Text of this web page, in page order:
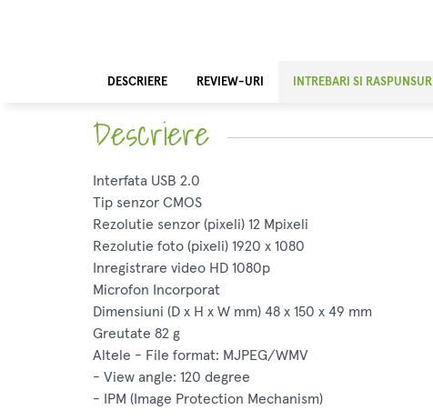
DESCRIERE REVIEW-URI INTREBARI SI RASPUNSURI
Descriere
Interfata USB 2.0
Tip senzor CMOS
Rezolutie senzor (pixeli) 12 Mpixeli
Rezolutie foto (pixeli) 1920 x 1080
Inregistrare video HD 1080p
Microfon Incorporat
Dimensiuni (D x H x W mm) 48 x 150 x 49 mm
Greutate 82 g
Altele - File format: MJPEG/WMV
- View angle: 120 degree
- IPM (Image Protection Mechanism)